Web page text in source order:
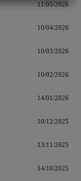
11/05/2026
10/04/2026
10/03/2026
10/02/2026
14/01/2026
10/12/2025
13/11/2025
14/10/2025